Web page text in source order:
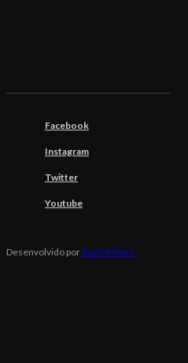
Facebook
Instagram
Twitter
Youtube
Desenvolvido porSaulo Moura